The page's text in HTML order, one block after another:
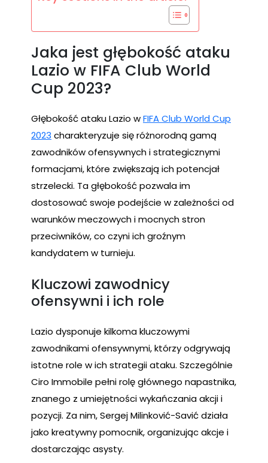
Jaka jest głębokość ataku
Lazio w FIFA Club World
Cup 2023?
Głębokość ataku Lazio wFIFA Club World Cup
2023 charakteryzuje się różnorodną gamą
zawodników ofensywnych i strategicznymi
formacjami, które zwiększają ich potencjał
strzelecki. Ta głębokość pozwala im
dostosować swoje podejście w zależności od
warunków meczowych i mocnych stron
przeciwników, co czyni ich groźnym
kandydatem w turnieju.
Kluczowi zawodnicy
ofensywni i ich role
Lazio dysponuje kilkoma kluczowymi
zawodnikami ofensywnymi, którzy odgrywają
istotne role w ich strategii ataku. Szczególnie
Ciro Immobile pełni rolę głównego napastnika,
znanego z umiejętności wykańczania akcji i
pozycji. Za nim, Sergej Milinković-Savić działa
jako kreatywny pomocnik, organizując akcje i
dostarczając asysty.